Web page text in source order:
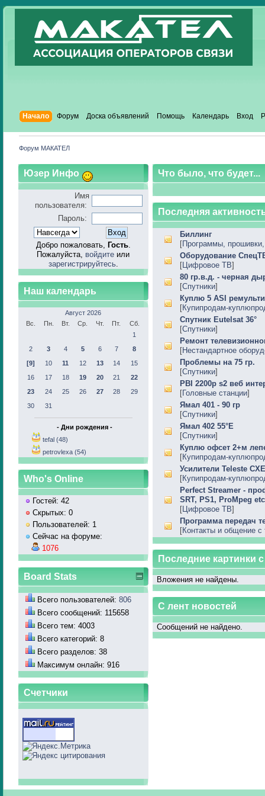
Начало Форум Доска объявлений Помощь Календарь Вход
Форум МАКАТЕЛ
Юзер Инфо
Имя
пользователя:
Пароль:
Добро пожаловать, Гость.
Пожалуйста, войдите или
зарегистрируйтесь.
Наш календарь
Август 2026
Вс.
Пн. Вт. Ср. Чт. Пт.
Сб.
1
2
3 4 5 6 7
8
[9]
10 11 12 13 14
15
16
17 18 19 20 21
22
23
24 25 26 27 28
29
30
31
- Дни рождения -
tefal (48)
petrovlexa (54)
Who's Online
Гостей: 42
Скрытых: 0
Пользователей: 1
Сейчас на форуме:
1076
Board Stats
Всего пользователей: 806
Всего сообщений: 115658
Всего тем: 4003
Всего категорий: 8
Всего разделов: 38
Максимум онлайн: 916
Счетчики
Что было, что будет...
Последняя
Биллинг
[Программы,
Оборудование
[Цифровое ТВ]
80 гр.в.д. - черная
[Спутники]
Куплю 5 ASI
[Купипродам-
Спутник Eutelsat 36°
[Спутники]
Ремонт
[Нестандартное
Проблемы на 75 гр.
[Спутники]
PBI 2200p s2 веб
[Головные станции]
Ямал 401 - 90 гр
[Спутники]
Ямал 402 55°Е
[Спутники]
Куплю офсет 2+м
[Купипродам-
Усилители Teleste
[Купипродам-
Perfect Streamer -
SRT, PS1, ProMpeg etc
[Цифровое ТВ]
Программа передач
[Контакты и общение с
Последние картинки
Вложения не найдены.
С лент новостей
Сообщений не найдено.